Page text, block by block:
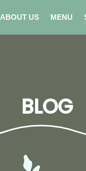
ABOUT US MENU
BLOG